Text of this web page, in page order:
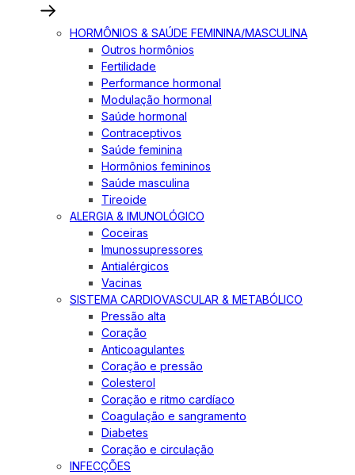
HORMÔNIOS & SAÚDE FEMININA/MASCULINA
Outros hormônios
Fertilidade
Performance hormonal
Modulação hormonal
Saúde hormonal
Contraceptivos
Saúde feminina
Hormônios femininos
Saúde masculina
Tireoide
ALERGIA & IMUNOLÓGICO
Coceiras
Imunossupressores
Antialérgicos
Vacinas
SISTEMA CARDIOVASCULAR & METABÓLICO
Pressão alta
Coração
Anticoagulantes
Coração e pressão
Colesterol
Coração e ritmo cardíaco
Coagulação e sangramento
Diabetes
Coração e circulação
INFECÇÕES